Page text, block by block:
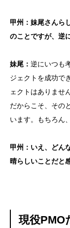
甲州：妹尾さんら
のことですが、逆
妹尾： 逆にいつも
ジェクトを成功で
ェクトはありませ
だからこそ、その
います。もちろん
甲州：いえ、どん
晴らしいことだと
現役PMO